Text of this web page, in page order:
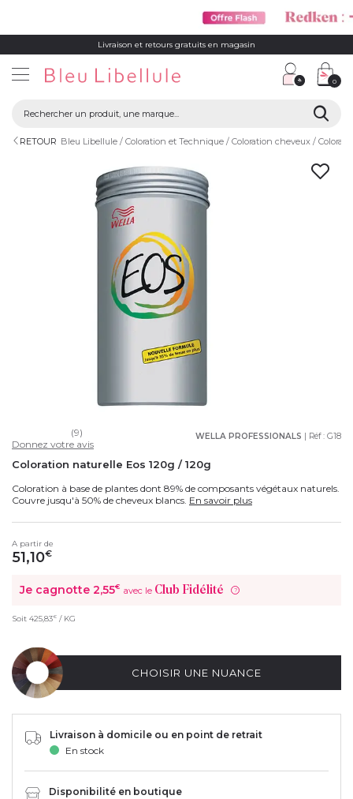
Livraison et retours gratuits en magasin
0
RETOUR Bleu Libellule Coloration et Technique Coloration cheveux
WELLA PROFESSIONALS | Réf : G18
(9)
Donnez votre avis
Coloration naturelle Eos 120g / 120g
Coloration à base de plantes dont 89% de composants végétaux naturels.
Couvre jusqu'à 50% de cheveux blancs. En savoir plus
A partir de
51,10€
Je cagnotte 2,55€ avec le Club Fidélité ?
Soit 425,83€ / KG
CHOISIR UNE NUANCE
Livraison à domicile ou en point de retrait
En stock
Disponibilité en boutique